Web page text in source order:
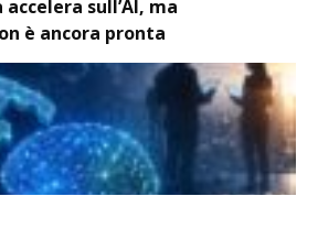
sull’AI, ma
è ancora pronta